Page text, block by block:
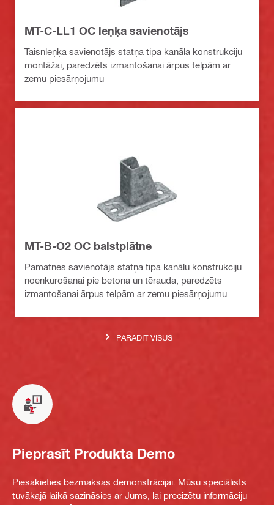
MT-C-LL1 OC leņķa savienotājs
Taisnleņķa savienotājs statņa tipa kanāla konstrukciju
montāžai, paredzēts izmantošanai ārpus telpām ar
zemu piesārņojumu
MT-B-O2 OC balstplātne
Pamatnes savienotājs statņa tipa kanālu konstrukciju
noenkurošanai pie betona un tērauda, paredzēts
izmantošanai ārpus telpām ar zemu piesārņojumu
PARĀDĪT VISUS
Pieprasīt Produkta Demo
Piesakieties bezmaksas demonstrācijai. Mūsu speciālists
tuvākajā laikā sazināsies ar Jums, lai precizētu informāciju